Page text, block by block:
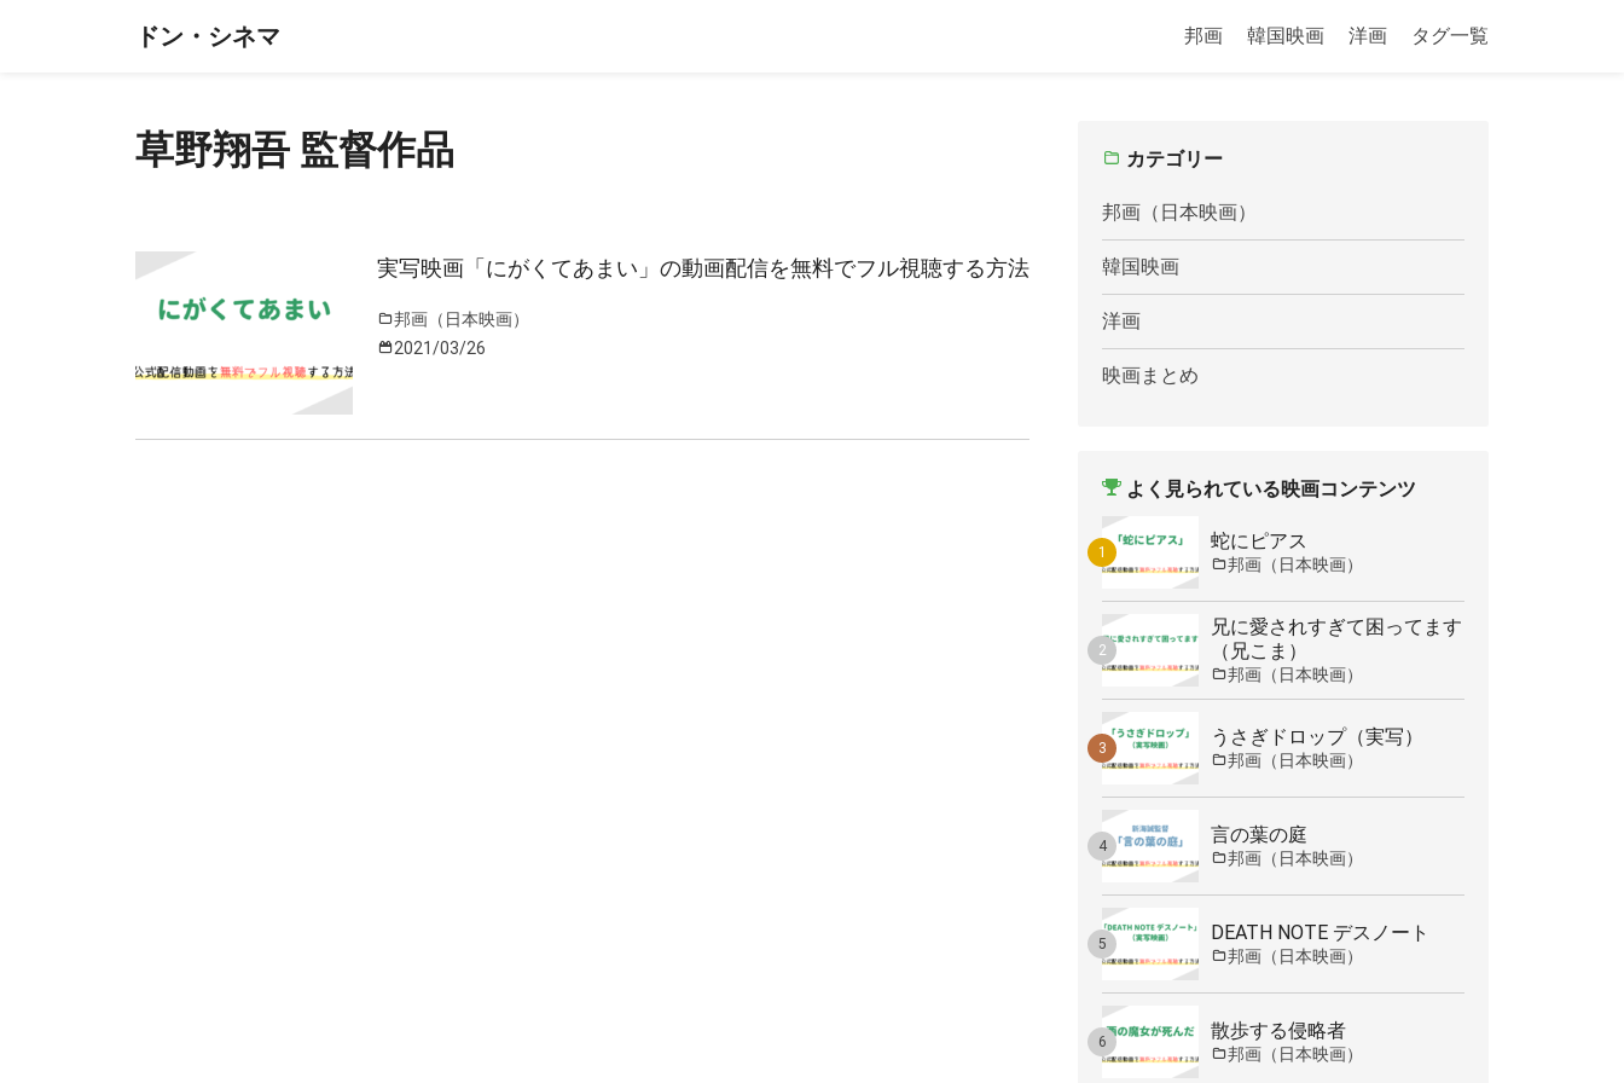
ドン・シネマ 邦画 韓国映画 洋画 タグ一覧
草野翔吾 監督作品
実写映画「にがくてあまい」の動画配信を無料でフル視聴する方法
邦画（日本映画）
2021/03/26
カテゴリー
邦画（日本映画）
韓国映画
洋画
映画まとめ
よく見られている映画コンテンツ
蛇にピアス
邦画（日本映画）
兄に愛されすぎて困ってます
（兄こま）
邦画（日本映画）
うさぎドロップ（実写）
邦画（日本映画）
言の葉の庭
邦画（日本映画）
DEATH NOTE デスノート
邦画（日本映画）
散歩する侵略者
邦画（日本映画）